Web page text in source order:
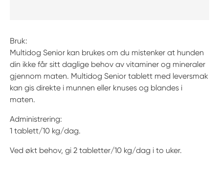
Bruk:
Multidog Senior kan brukes om du mistenker at hunden
din ikke får sitt daglige behov av vitaminer og mineraler
gjennom maten. Multidog Senior tablett med leversmak
kan gis direkte i munnen eller knuses og blandes i
maten.
Administrering:
1 tablett/10 kg/dag.
Ved økt behov, gi 2 tabletter/10 kg/dag i to uker.